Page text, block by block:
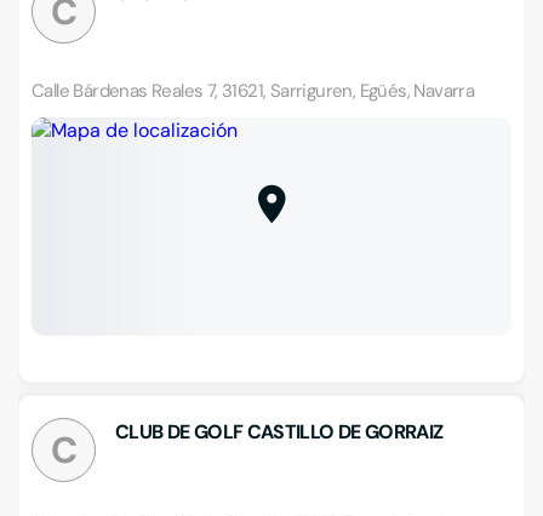
C
Calle Bárdenas Reales 7, 31621, Sarriguren, Egüés, Navarra
C CLUB DE GOLF CASTILLO DE GORRAIZ